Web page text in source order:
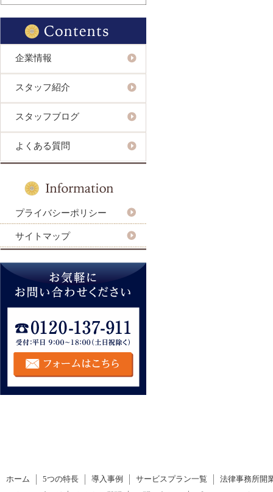
企業情報
スタッフ紹介
スタッフブログ
よくある質問
プライバシーポリシー
サイトマップ
ホーム 5つの特長 導入事例 サービスプラン一覧
法律事務所開